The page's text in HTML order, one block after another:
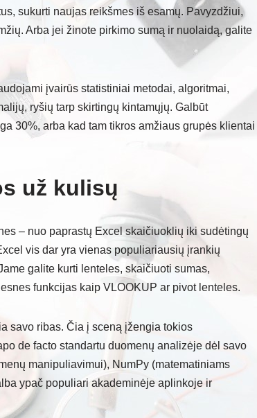
sukurti naujas reikšmes iš esamų. Pavyzdžiui,
Arba jei žinote pirkimo sumą ir nuolaidą, galite
įvairūs statistiniai metodai, algoritmai,
ryšių tarp skirtingų kintamųjų. Galbūt
30%, arba kad tam tikros amžiaus grupės klientai
už kulisų
– nuo paprastų Excel skaičiuoklių iki sudėtingų
vis dar yra vienas populiariausių įrankių
galite kurti lenteles, skaičiuoti sumas,
funkcijas kaip VLOOKUP ar pivot lenteles.
savo ribas. Čia į sceną įžengia tokios
de facto standartu duomenų analizėje dėl savo
manipuliavimui), NumPy (matematiniams
ypač populiari akademinėje aplinkoje ir